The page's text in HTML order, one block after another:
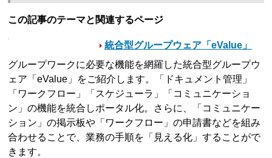
この記事のテーマと関連するページ
統合型グループウェア「eValue」
グループワークに必要な機能を網羅した統合型グループウ
ェア「eValue」をご紹介します。「ドキュメント管理」
「ワークフロー」「スケジューラ」「コミュニケーショ
ン」の機能を統合しポータル化。さらに、「コミュニケー
ション」の掲示板や「ワークフロー」の申請書などを組み
合わせることで、業務の手順を「見える化」することがで
きます。